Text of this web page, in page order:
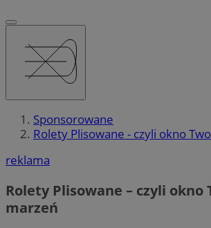
Sponsorowane
Rolety Plisowane - czyli okno
reklama
Rolety Plisowane – czyli okno
marzeń